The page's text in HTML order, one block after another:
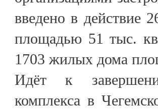
введено в действие
площадью 51 тыс.
1703 жилых дома
Идёт к
комплекса в